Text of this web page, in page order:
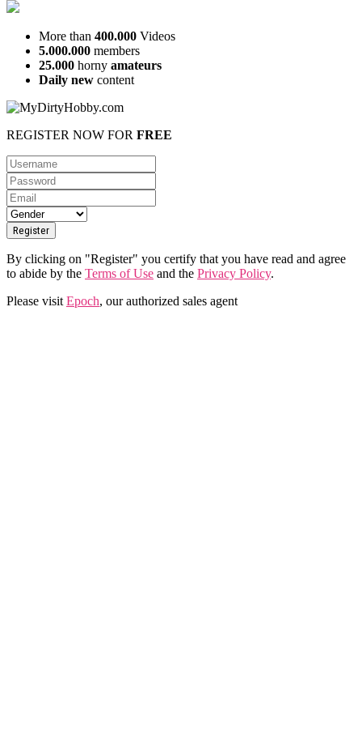
More than 400.000 Videos
5.000.000 members
25.000 horny amateurs
Daily new content
REGISTER NOW FOR FREE
By clicking on "Register" you certify that you have read and agree
to abide by the Terms of Use and the Privacy Policy.
Please visit Epoch, our authorized sales agent